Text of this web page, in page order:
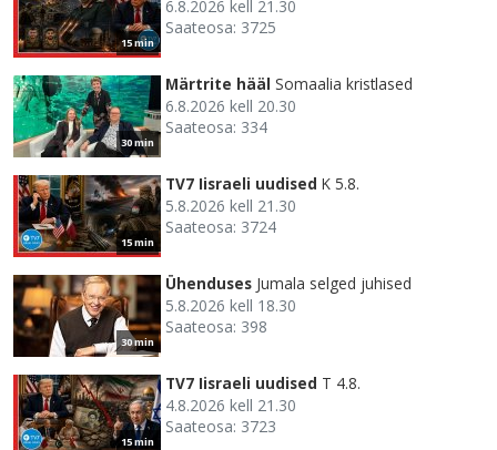
15 min
6.8.2026 kell 21.30
Saateosa: 3725
30 min
Märtrite hääl Somaalia kristlased
6.8.2026 kell 20.30
Saateosa: 334
15 min
TV7 Iisraeli uudised K 5.8.
5.8.2026 kell 21.30
Saateosa: 3724
30 min
Ühenduses Jumala selged juhised
5.8.2026 kell 18.30
Saateosa: 398
15 min
TV7 Iisraeli uudised T 4.8.
4.8.2026 kell 21.30
Saateosa: 3723